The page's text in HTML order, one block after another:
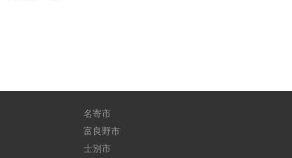
名寄市
富良野市
士別市